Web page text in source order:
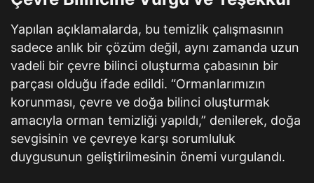
Yapılan açıklamalarda, bu temizlik çalışmasının
sadece anlık bir çözüm değil, aynı zamanda uzun
vadeli bir çevre bilinci oluşturma çabasının bir
parçası olduğu ifade edildi. “Ormanlarımızın
korunması, çevre ve doğa bilinci oluşturmak
amacıyla orman temizliği yapıldı,” denilerek, doğa
sevgisinin ve çevreye karşı sorumluluk
duygusunun geliştirilmesinin önemi vurgulandı.